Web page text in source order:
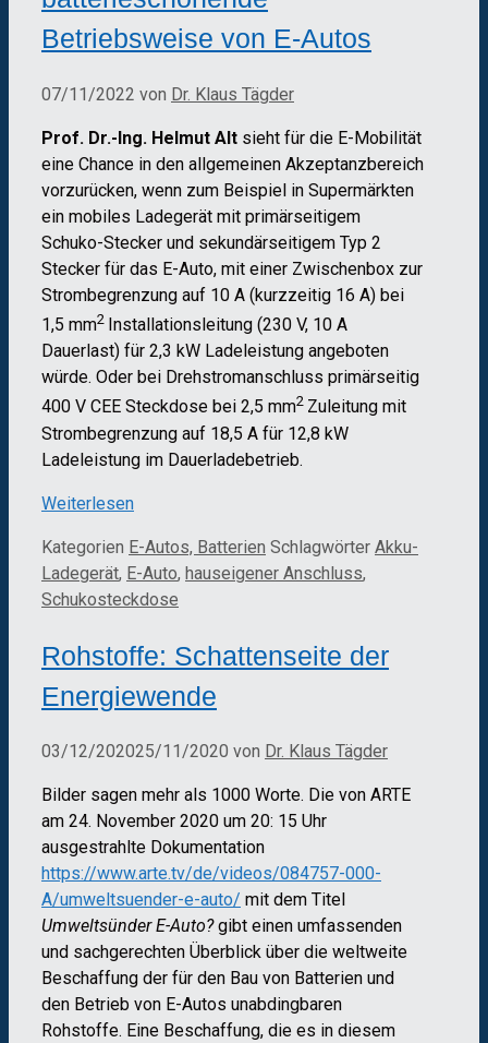
Betriebsweise von E-Autos
07/11/2022 von Dr. Klaus Tägder
Prof. Dr.-Ing. Helmut Alt sieht für die E-Mobilität
eine Chance in den allgemeinen Akzeptanzbereich
vorzurücken, wenn zum Beispiel in Supermärkten
ein mobiles Ladegerät mit primärseitigem
Schuko-Stecker und sekundärseitigem Typ 2
Stecker für das E-Auto, mit einer Zwischenbox zur
Strombegrenzung auf 10 A (kurzzeitig 16 A) bei
1,5 mm2 Installationsleitung (230 V, 10 A
Dauerlast) für 2,3 kW Ladeleistung angeboten
würde. Oder bei Drehstromanschluss primärseitig
400 V CEE Steckdose bei 2,5 mm2 Zuleitung mit
Strombegrenzung auf 18,5 A für 12,8 kW
Ladeleistung im Dauerladebetrieb.
Weiterlesen
Kategorien E-Autos, Batterien Schlagwörter Akku-
Ladegerät, E-Auto, hauseigener Anschluss,
Schukosteckdose
Rohstoffe: Schattenseite der
Energiewende
03/12/202025/11/2020 von Dr. Klaus Tägder
Bilder sagen mehr als 1000 Worte. Die von ARTE
am 24. November 2020 um 20: 15 Uhr
ausgestrahlte Dokumentation
https://www.arte.tv/de/videos/084757-000-
A/umweltsuender-e-auto/ mit dem Titel
Umweltsünder E-Auto?gibt einen umfassenden
und sachgerechten Überblick über die weltweite
Beschaffung der für den Bau von Batterien und
den Betrieb von E-Autos unabdingbaren
Rohstoffe. Eine Beschaffung, die es in diesem